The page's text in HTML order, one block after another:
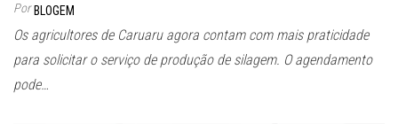
Por BLOGEM
Os agricultores de Caruaru agora contam com mais praticidade
para solicitar o serviço de produção de silagem. O agendamento
pode…